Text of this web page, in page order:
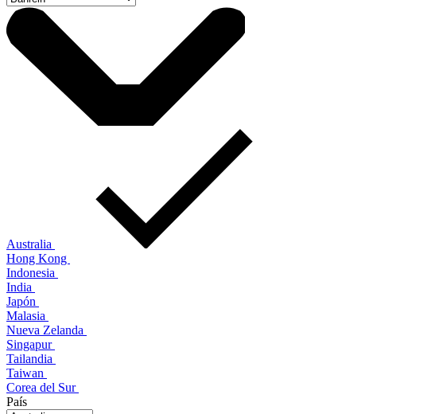
Australia
Hong Kong
Indonesia
India
Japón
Malasia
Nueva Zelanda
Singapur
Tailandia
Taiwan
Corea del Sur
País